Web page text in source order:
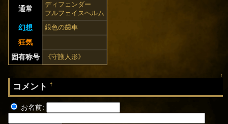
通常
ディフェンダー
フルフェイスヘルム
幻想 銀色の歯車
狂気
固有称号
《守護人形》
↑
コメント†
お名前: